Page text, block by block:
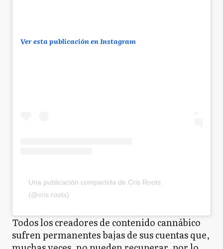
Ver esta publicación en Instagram
Una publicación compartida de Cris Roots
(@cris.roots)
Todos los creadores de contenido cannábico
sufren permanentes bajas de sus cuentas que,